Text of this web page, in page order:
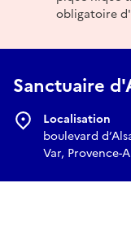
obligatoire
Sanctuaire
Localisation
boulevard
Var, Provence-